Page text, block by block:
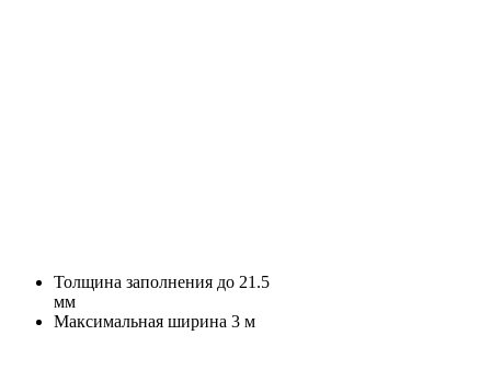
Толщина заполнения до 21.5
мм
Максимальная ширина 3 м